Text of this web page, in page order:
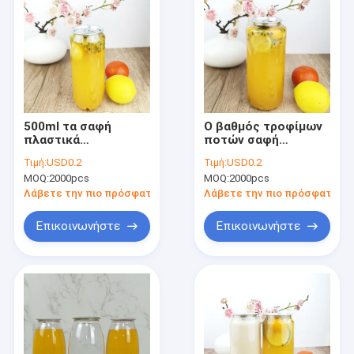
Περίπου εμείς
500ml τα σαφή
πλαστικά
της PET βαθμού
τροφίμων με
μπορούν καπάκια να
Τιμή:USD0.2
MOQ:2000pcs
Λάβετε την πιο πρόσφατη τιμή
Επικοινωνήστε
Ο βαθμός τροφίμων
ποτών σαφή
πλαστικών
εμπορευματοκιβωτίων
700ml με μπορεί
Τιμή:USD0.2
MOQ:2000pcs
Λάβετε την πιο πρόσφατη
Επικοινωνήστε